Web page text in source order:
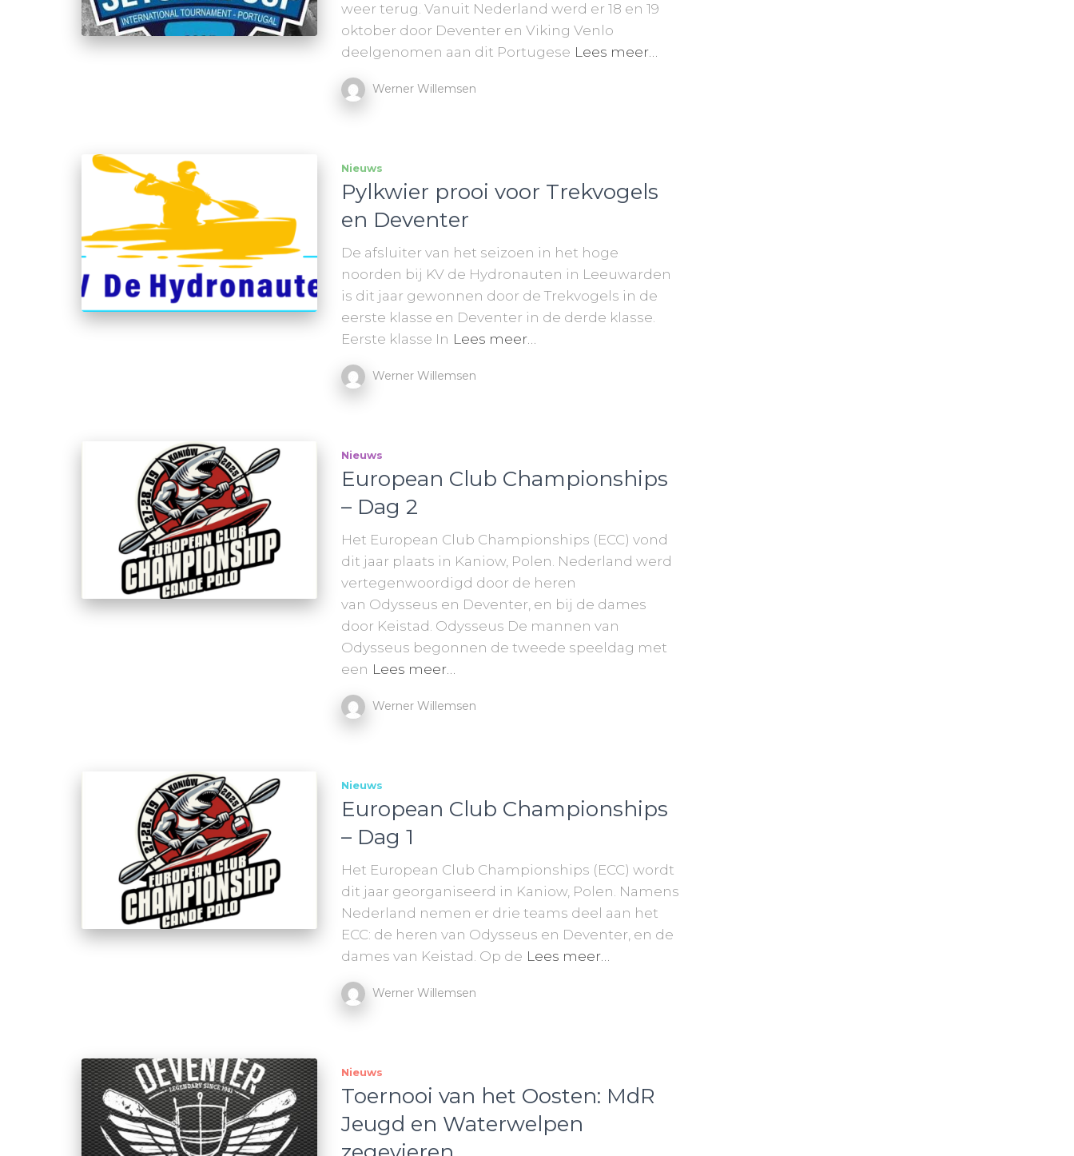
weer terug. Vanuit Nederland werd er 18 en 19
oktober door Deventer en Viking Venlo
deelgenomen aan dit Portugese Lees meer…
Werner Willemsen
Nieuws
Pylkwier prooi voor Trekvogels
en Deventer
De afsluiter van het seizoen in het hoge
noorden bij KV de Hydronauten in Leeuwarden
is dit jaar gewonnen door de Trekvogels in de
eerste klasse en Deventer in de derde klasse.
Eerste klasse In Lees meer…
Werner Willemsen
Nieuws
European Club Championships
– Dag 2
Het European Club Championships (ECC) vond
dit jaar plaats in Kaniow, Polen. Nederland werd
vertegenwoordigd door de heren
van Odysseus en Deventer, en bij de dames
door Keistad. Odysseus De mannen van
Odysseus begonnen de tweede speeldag met
een Lees meer…
Werner Willemsen
Nieuws
European Club Championships
– Dag 1
Het European Club Championships (ECC) wordt
dit jaar georganiseerd in Kaniow, Polen. Namens
Nederland nemen er drie teams deel aan het
ECC: de heren van Odysseus en Deventer, en de
dames van Keistad. Op de Lees meer…
Werner Willemsen
Nieuws
Toernooi van het Oosten: MdR
Jeugd en Waterwelpen